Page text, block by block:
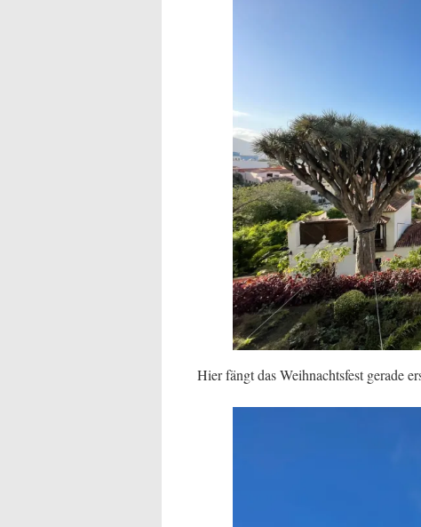
Hier fängt das Weihnachtsfest gerade